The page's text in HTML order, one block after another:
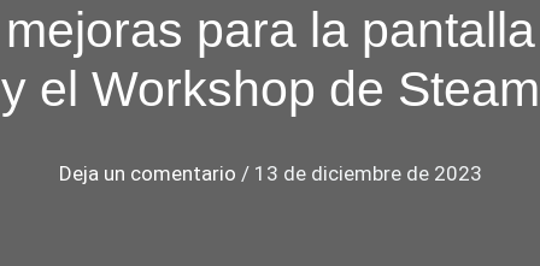
mejoras para la pantalla
y el Workshop de Steam
Deja un comentario / 13 de diciembre de 2023